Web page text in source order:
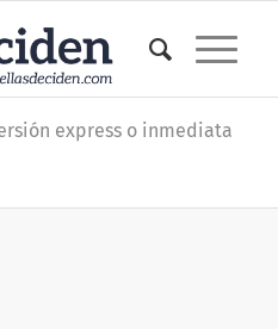
express o inmediata